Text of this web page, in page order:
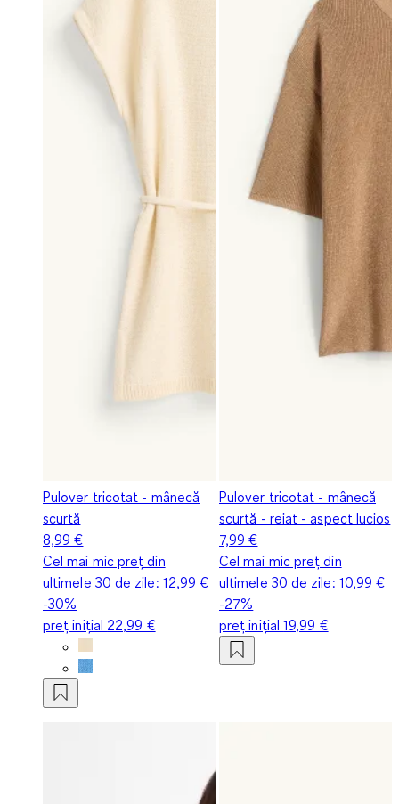
Pulover tricotat - mânecă
scurtă
8,99 €
Cel mai mic preț din
ultimele 30 de zile: 12,99 €
-30%
preț inițial 22,99 €
Pulover tricotat - mânecă
scurtă - reiat - aspect lucios
7,99 €
Cel mai mic preț din
ultimele 30 de zile: 10,99 €
-27%
preț inițial19,99 €